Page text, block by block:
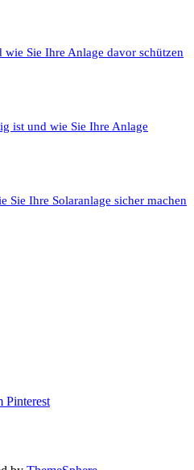
Sie Ihre Anlage davor schützen
ist und wie Sie Ihre Anlage
Sie Ihre Solaranlage sicher machen
Pinterest